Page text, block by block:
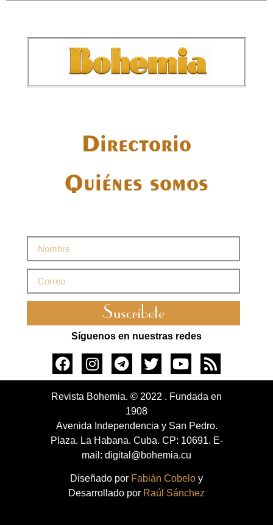
Directorio
Quiénes somos
Suscríbete
Síguenos en nuestras redes
Revista Bohemia. © 2022 . Fundada en
1908
Avenida Independencia y San Pedro.
Plaza. La Habana. Cuba. CP: 10691. E-
mail: digital@bohemia.cu
Diseñado por Fabián Cobelo y
Desarrollado por Raúl Sánchez